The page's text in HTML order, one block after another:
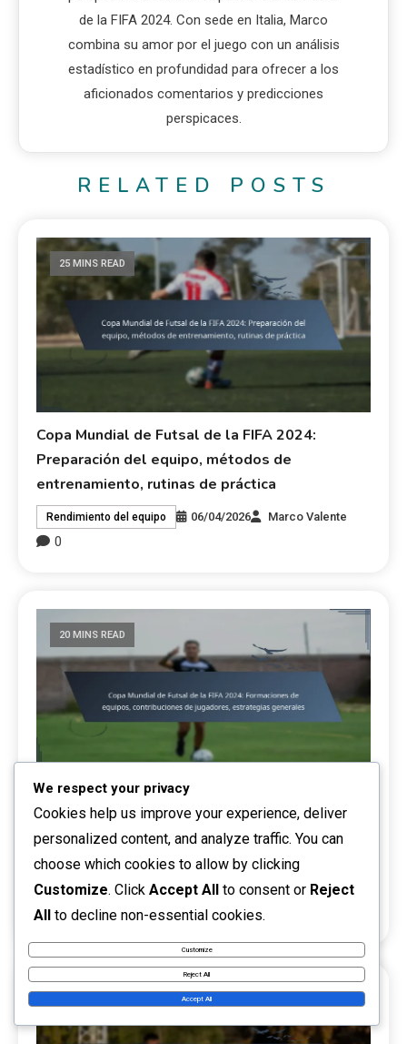
de la FIFA 2024. Con sede en Italia, Marco
combina su amor por el juego con un análisis
estadístico en profundidad para ofrecer a los
aficionados comentarios y predicciones
perspicaces.
RELATED POSTS
25 MINS READ
Copa Mundial de Futsal de la FIFA 2024:
Preparación del equipo, métodos de
entrenamiento, rutinas de práctica
Rendimiento del equipo 06/04/2026 Marco Valente
0
20 MINS READ
Copa Mundial de Futsal de la FIFA 2024:
Formaciones de equipos, contribuciones de
jugadores, estrategias generales
Rendimiento del equipo 02/04/2026 Marco Valente
0
23 MINS READ
We respect your privacy
Cookies help us improve your experience, deliver
personalized content, and analyze traffic. You can
choose which cookies to allow by clicking
Customize. Click Accept All to consent or Reject
All to decline non-essential cookies.
Customize
Reject All
Accept All